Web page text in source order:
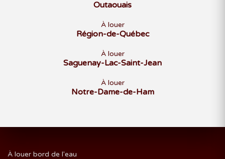
Outaouais
À louer
Région-de-Québec
À louer
Saguenay-Lac-Saint-Jean
À louer
Notre-Dame-de-Ham
À louer bord de l'eau